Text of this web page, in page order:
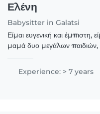
Ελένη
Babysitter in Galatsi
Είμαι ευγενική και έμπιστη,
μαμά δυο μεγάλων
ως 5 χρονών. Μου αρέσει να
δημιουργώ να ζωγραφίζω να
Experience: > 7 years